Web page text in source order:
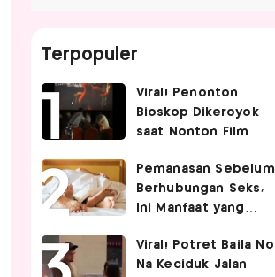
Terpopuler
Viral! Penonton
Bioskop Dikeroyok
saat Nonton Film
Pemanasan Sebelum
Berhubungan Seks,
Ini Manfaat yang
Pasangan
Viral! Potret Baila No
Na Keciduk Jalan